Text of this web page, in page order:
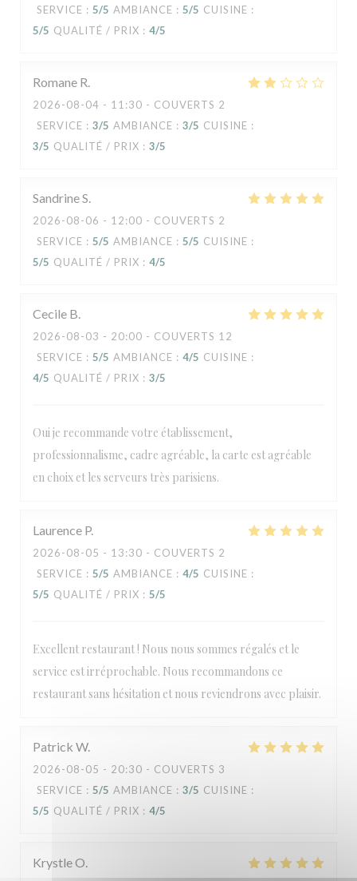
SERVICE : 5/5 AMBIANCE : 5/5 CUISINE :
5/5 QUALITÉ / PRIX : 4/5
Romane R
2026-08-04 - 11:30 - COUVERTS 2
SERVICE : 3/5 AMBIANCE : 3/5 CUISINE :
3/5 QUALITÉ / PRIX : 3/5
SandrineS
2026-08-06 - 12:00 - COUVERTS 2
SERVICE : 5/5 AMBIANCE : 5/5 CUISINE :
5/5 QUALITÉ / PRIX : 4/5
Cecile B
2026-08-03 - 20:00 - COUVERTS 12
SERVICE : 5/5 AMBIANCE : 4/5 CUISINE :
4/5 QUALITÉ / PRIX : 3/5
Oui je recommande votre établissement,
professionnalisme, cadre agréable, la carte est agréable
en choix et les serveurs très parisiens.
Laurence P
2026-08-05 - 13:30 - COUVERTS 2
SERVICE : 5/5 AMBIANCE : 4/5 CUISINE :
5/5 QUALITÉ / PRIX : 5/5
Excellent restaurant ! Nous nous sommes régalés et le
service est irréprochable. Nous recommandons ce
restaurant sans hésitation et nous reviendrons avec plaisir.
Patrick W
2026-08-05 - 20:30 - COUVERTS 3
SERVICE : 5/5 AMBIANCE : 3/5 CUISINE :
5/5 QUALITÉ / PRIX : 4/5
KrystleO